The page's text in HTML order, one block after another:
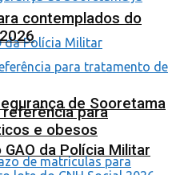
de Sooretama
da Polícia Militar
contemplados do
referência para
e obesos